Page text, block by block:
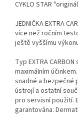
CYKLO STAR
JEDNIČKA EXTRA
více než ročním
ještě vyššímu
Typ EXTRA
maximálním
snadné a bezpečné
ústrojí a ostatní
pro servisní použití.
garantována: